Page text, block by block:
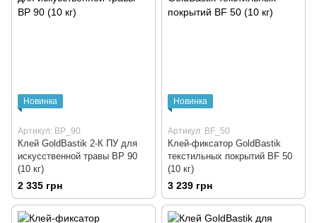
Новинка
Артикул: BP_90
Клей GoldBastik 2-К ПУ для
искусственной травы BP 90
(10 кг)
2 335 грн
Новинка
Артикул: BF_50
Клей-фиксатор GoldBastik
текстильных покрытий BF 50
(10 кг)
3 239 грн